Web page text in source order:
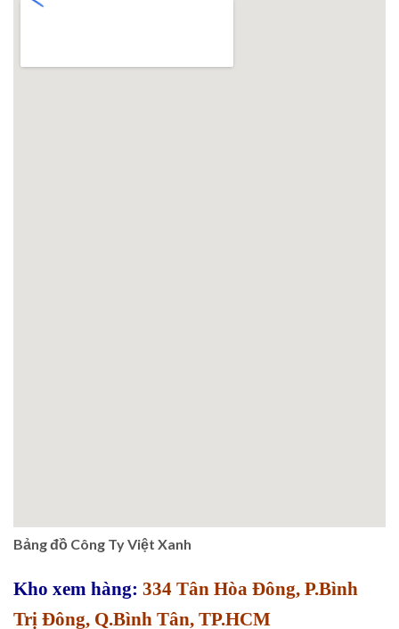
Bảng đồ Công Ty Việt Xanh
Kho xem hàng: 334 Tân Hòa Đông, P.Bình
Trị Đông, Q.Bình Tân, TP.HCM